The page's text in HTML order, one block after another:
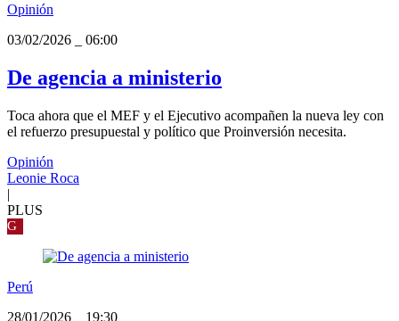
Opinión
03/02/2026
06:00
De agencia a ministerio
Toca ahora que el MEF y el Ejecutivo acompañen la nueva ley con
el refuerzo presupuestal y político que Proinversión necesita.
Opinión
Leonie Roca
|
PLUS
G
Perú
28/01/2026
19:30